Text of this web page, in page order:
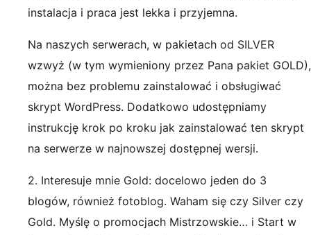
instalacja i praca jest lekka i przyjemna.
Na naszych serwerach, w pakietach od SILVER
wzwyż (w tym wymieniony przez Pana pakiet GOLD),
można bez problemu zainstalować i obsługiwać
skrypt WordPress. Dodatkowo udostępniamy
instrukcję krok po kroku jak zainstalować ten skrypt
na serwerze w najnowszej dostępnej wersji.
2. Interesuje mnie Gold: docelowo jeden do 3
blogów, również fotoblog. Waham się czy Silver czy
Gold. Myślę o promocjach Mistrzowskie… i Start w